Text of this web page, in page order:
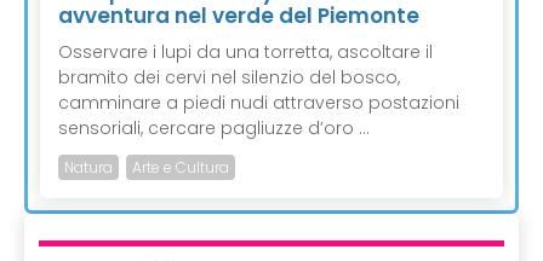
avventura nel verde del Piemonte
Osservare i lupi da una torretta, ascoltare il
bramito dei cervi nel silenzio del bosco,
camminare a piedi nudi attraverso postazioni
sensoriali, cercare pagliuzze d’oro ...
Natura Arte e Cultura